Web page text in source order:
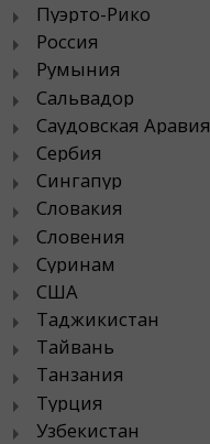
Пуэрто-Рико
Россия
Румыния
Сальвадор
Саудовская Аравия
Сербия
Сингапур
Словакия
Словения
Суринам
США
Таджикистан
Тайвань
Танзания
Турция
Узбекистан